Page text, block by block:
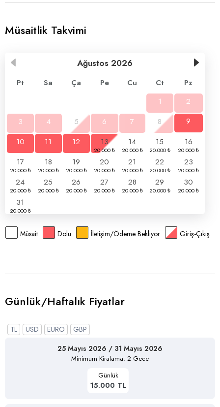
Müsaitlik Takvimi
Ağustos 2026
Pt Sa Ça Pe Cu Ct
Pz
1
2
3
4 5 6 7 8 9
10 11 12 13 14 15
16
17
18 19 20 21 22
23
24
25 26 27 28 29
30
31
Müsait Dolu İletişim/Ödeme Bekliyor Giriş-Çıkış
Günlük/Haftalık Fiyatlar
TL USD EURO
GBP
25 Mayıs 2026 / 31 Mayıs 2026
Minimum Kiralama: 2 Gece
Günlük
15.000 TL